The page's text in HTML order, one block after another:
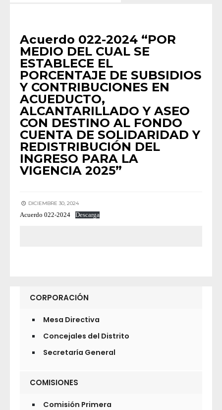
Acuerdo 022-2024 “POR
MEDIO DEL CUAL SE
ESTABLECE EL
PORCENTAJE DE SUBSIDIOS
Y CONTRIBUCIONES EN
ACUEDUCTO,
ALCANTARILLADO Y ASEO
CON DESTINO AL FONDO
CUENTA DE SOLIDARIDAD Y
REDISTRIBUCIÓN DEL
INGRESO PARA LA
VIGENCIA 2025”
DICIEMBRE 30, 2024
Acuerdo 022-2024 Descarga
CORPORACIÓN
Mesa Directiva
Concejales del Distrito
Secretaría General
COMISIONES
Comisión Primera